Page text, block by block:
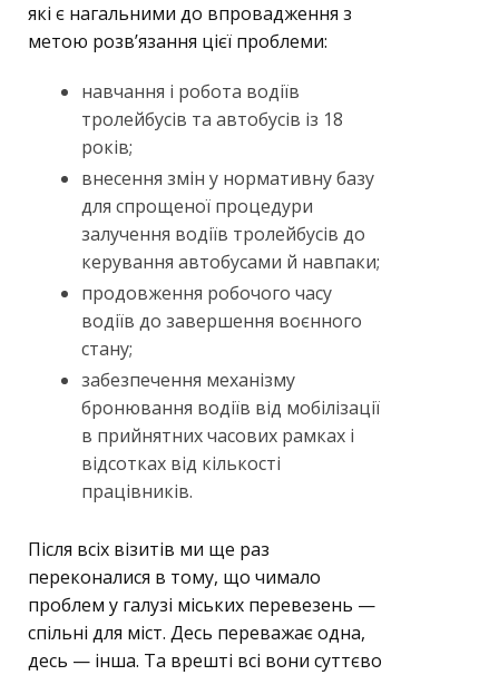
які є нагальними до впровадження з
метою розв’язання цієї проблеми:
навчання і робота водіїв
тролейбусів та автобусів із 18
років;
внесення змін у нормативну базу
для спрощеної процедури
залучення водіїв тролейбусів до
керування автобусами й навпаки;
продовження робочого часу
водіїв до завершення воєнного
стану;
забезпечення механізму
бронювання водіїв від мобілізації
в прийнятних часових рамках і
відсотках від кількості
працівників.
Після всіх візитів ми ще раз
переконалися в тому, що чимало
проблем у галузі міських перевезень —
спільні для міст. Десь переважає одна,
десь — інша. Та врешті всі вони суттєво